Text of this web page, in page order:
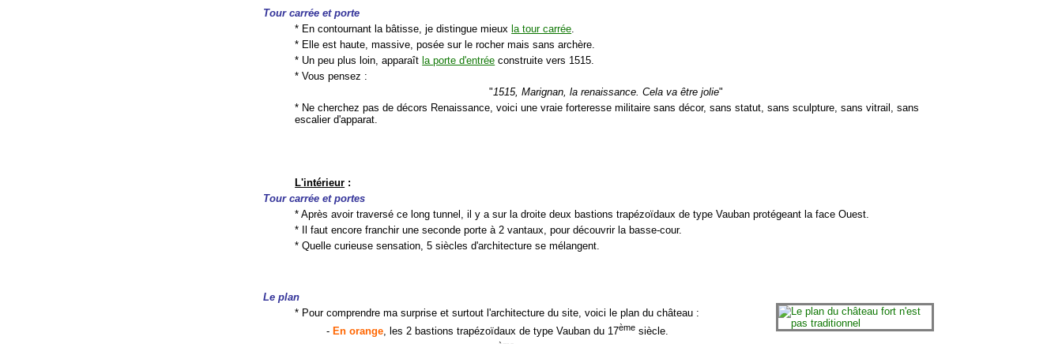
Tour carrée et porte
* En contournant la bâtisse, je distingue mieux la tour carrée
* Elle est haute, massive, posée sur le rocher mais sans archère.
* Un peu plus loin, apparaît la porte d'entrée construite vers 1515.
* Vous pensez :
" 1515, Marignan, la renaissance. Cela va être jolie"
* Ne cherchez pas de décors Renaissance, voici une vraie forteresse militaire sans décor, sans statut, sans sculpture, sans vitrail, sans
escalier d'apparat.
L'intérieur :
Tour carrée et portes
* Après avoir traversé ce long tunnel, il y a sur la droite deux bastions trapézoïdaux de type Vauban protégeant la face Ouest.
* Il faut encore franchir une seconde porte à 2 vantaux, pour découvrir la basse-cour.
* Quelle curieuse sensation, 5 siècles d'architecture se mélangent.
Le plan
* Pour comprendre ma surprise et surtout l'architecture du site, voici le plan du château :
- En orange, les 2 bastions trapézoïdaux de type Vauban du 17ème siècle.